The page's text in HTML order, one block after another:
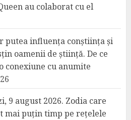
au colaborat cu el
putea influența conștiința și
oamenii de știință. De ce
conexiune cu anumite
9 august 2026. Zodia care
mai puțin timp pe rețelele